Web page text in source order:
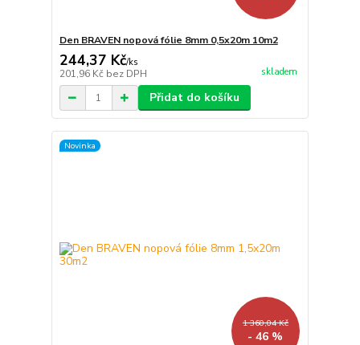
Den BRAVEN nopová fólie 8mm 0,5x20m 10m2
244,37 Kč/ks
201,96 Kč bez DPH skladem
Přidat do košíku
Novinka
1 360,04 Kč
- 46 %